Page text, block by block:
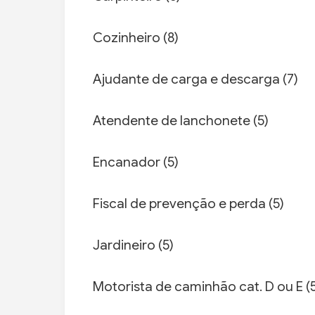
Cozinheiro (8)
Ajudante de carga e descarga (7)
Atendente de lanchonete (5)
Encanador (5)
Fiscal de prevenção e perda (5)
Jardineiro (5)
Motorista de caminhão cat. D ou E